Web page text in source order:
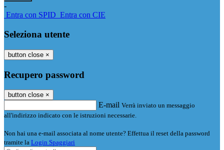
-
Entra con SPID Entra con CIE
Seleziona utente
button close ×
Recupero password
button close ×
E-mail Verrà inviato un messaggio
all'indirizzo indicato con le istruzioni necessarie.
Non hai una e-mail associata al nome utente? Effettua il reset della password
tramite la Login Spaggiari